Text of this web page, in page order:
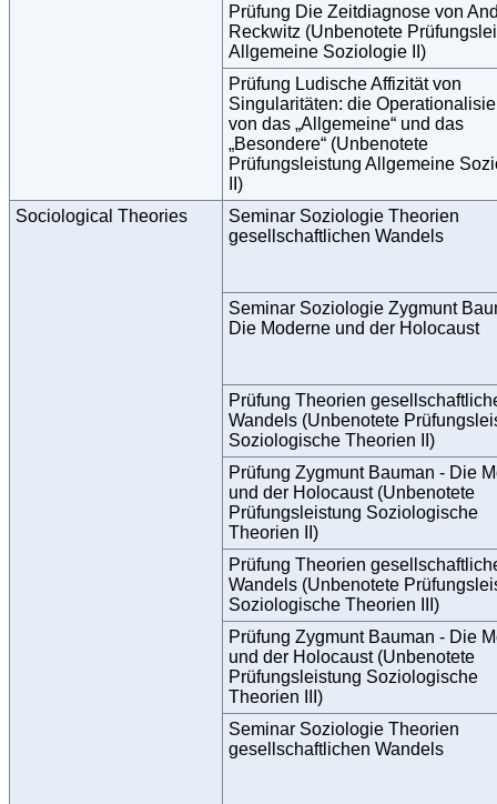
Prüfung Die Zeitdiagnose von
Reckwitz (Unbenotete
Allgemeine Soziologie II)
Prüfung Ludische Affizität von
Singularitäten: die
von das „Allgemeine“ und das
„Besondere“ (Unbenotete
Prüfungsleistung Allgemeine
II)
Sociological Theories
Seminar Soziologie Theorien
gesellschaftlichen Wandels
Seminar Soziologie Zygmunt
Die Moderne und der Holocaust
Prüfung Theorien
Wandels (Unbenotete
Soziologische Theorien II)
Prüfung Zygmunt Bauman - Die
und der Holocaust (Unbenotete
Prüfungsleistung Soziologische
Theorien II)
Prüfung Theorien
Wandels (Unbenotete
Soziologische Theorien III)
Prüfung Zygmunt Bauman - Die
und der Holocaust (Unbenotete
Prüfungsleistung Soziologische
Theorien III)
Seminar Soziologie Theorien
gesellschaftlichen Wandels